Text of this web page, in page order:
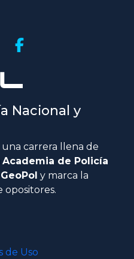
Nacional y
carrera llena de
Academia de Policía
y marca la
opositores.
de Uso